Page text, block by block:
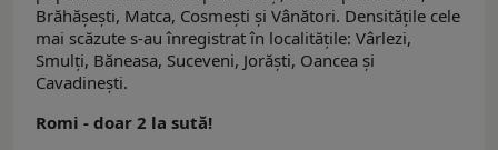
Brăhăşeşti, Matca, Cosmeşti şi Vânători. Densităţile cele
mai scăzute s-au înregistrat în localităţile: Vârlezi,
Smulţi, Băneasa, Suceveni, Jorăşti, Oancea şi
Cavadineşti.
Romi - doar 2 la sută!